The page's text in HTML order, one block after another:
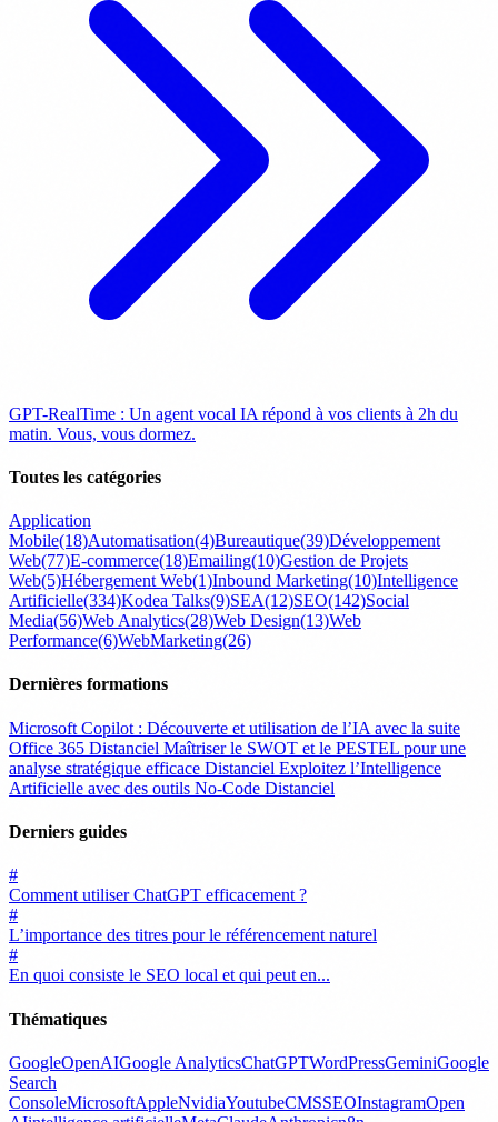
GPT-RealTime : Un agent vocal IA répond à vos clients à 2h du
matin. Vous, vous dormez.
Toutes les catégories
Application
Mobile(18)Automatisation(4)Bureautique(39)Développement
Web(77)E-commerce(18)Emailing(10)Gestion de Projets
Web(5)Hébergement Web(1)Inbound Marketing(10)Intelligence
Artificielle(334)Kodea Talks(9)SEA(12)SEO(142)Social
Media(56)Web Analytics(28)Web Design(13)Web
Performance(6)WebMarketing(26)
Dernières formations
Microsoft Copilot : Découverte et utilisation de l’IA avec la suite
Office 365 Distanciel Maîtriser le SWOT et le PESTEL pour une
analyse stratégique efficace Distanciel Exploitez l’Intelligence
Artificielle avec des outils No-Code Distanciel
Derniers guides
#
Comment utiliser ChatGPT efficacement ?
#
L’importance des titres pour le référencement naturel
#
En quoi consiste le SEO local et qui peut en...
Thématiques
GoogleOpenAIGoogle AnalyticsChatGPTWordPressGeminiGoogle
Search
ConsoleMicrosoftAppleNvidiaYoutubeCMSSEOInstagramOpen